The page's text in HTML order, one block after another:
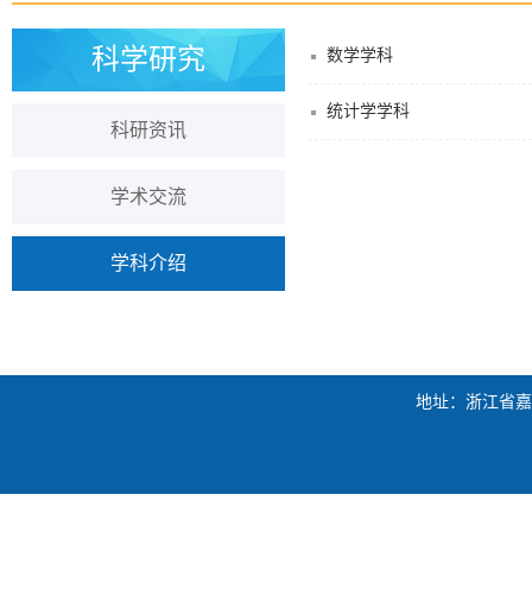
科学研究
科研资讯
学术交流
学科介绍
数学学科
统计学学科
地址：浙江省